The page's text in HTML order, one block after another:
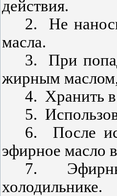
действия.
2.
Не
масла.
3.
При
жирным
4. Хранить
5.
6.
После
эфирное масло
7.
холодильнике.